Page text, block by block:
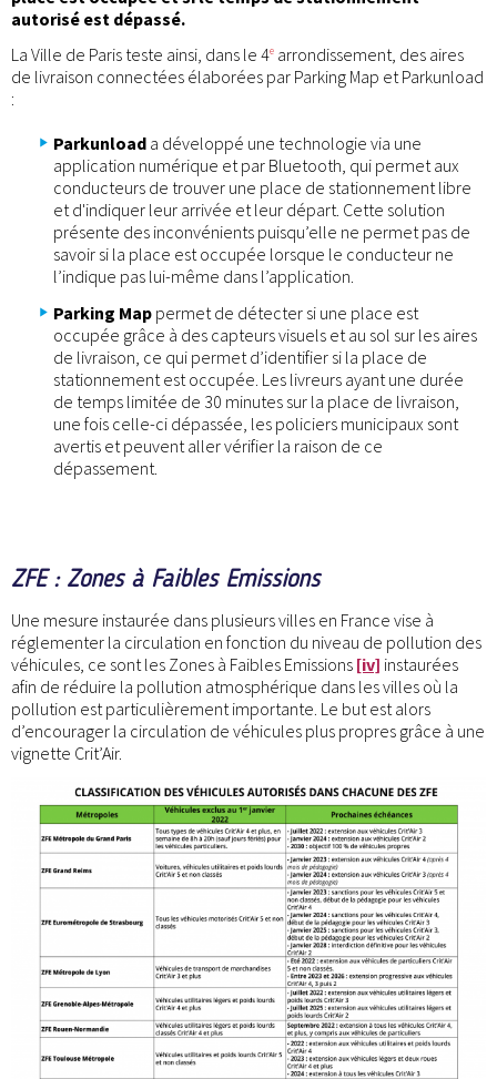
autorisé est dépassé.
La Ville de Paris teste ainsi, dans le 4e arrondissement, des aires
de livraison connectées élaborées par Parking Map et Parkunload
:
Parkunload a développé une technologie via une
application numérique et par Bluetooth, qui permet aux
conducteurs de trouver une place de stationnement libre
et d'indiquer leur arrivée et leur départ. Cette solution
présente des inconvénients puisqu’elle ne permet pas de
savoir si la place est occupée lorsque le conducteur ne
l’indique pas lui-même dans l’application.
Parking Map permet de détecter si une place est
occupée grâce à des capteurs visuels et au sol sur les aires
de livraison, ce qui permet d’identifier si la place de
stationnement est occupée. Les livreurs ayant une durée
de temps limitée de 30 minutes sur la place de livraison,
une fois celle-ci dépassée, les policiers municipaux sont
avertis et peuvent aller vérifier la raison de ce
dépassement.
ZFE : Zones à Faibles Emissions
Une mesure instaurée dans plusieurs villes en France vise à
réglementer la circulation en fonction du niveau de pollution des
véhicules, ce sont les Zones à Faibles Emissions [iv] instaurées
afin de réduire la pollution atmosphérique dans les villes où la
pollution est particulièrement importante. Le but est alors
d’encourager la circulation de véhicules plus propres grâce à une
vignette Crit’Air.